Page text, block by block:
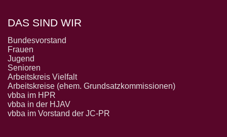
DAS SIND WIR
Bundesvorstand
Frauen
Jugend
Senioren
Arbeitskreis Vielfalt
Arbeitskreise (ehem. Grundsatzkommissionen)
vbba im HPR
vbba in der HJAV
vbba im Vorstand der JC-PR